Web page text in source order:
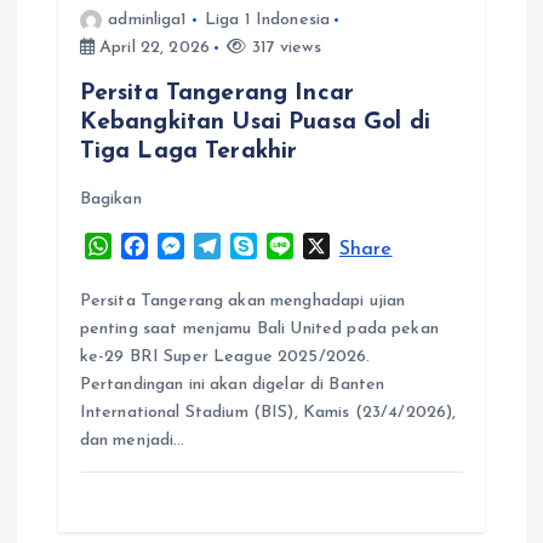
adminliga1
Liga 1 Indonesia
April 22, 2026
317 views
Persita Tangerang Incar
Kebangkitan Usai Puasa Gol di
Tiga Laga Terakhir
Bagikan
W
a
t
s
A
p
c
e
b
o
o
k
M
s
s
e
n
g
l
e
g
r
a
y
p
e
n
e
XShare
Persita Tangerang akan menghadapi ujian
penting saat menjamu Bali United pada pekan
ke-29 BRI Super League 2025/2026.
Pertandingan ini akan digelar di Banten
International Stadium (BIS), Kamis (23/4/2026),
dan menjadi…